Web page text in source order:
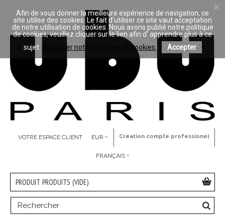
VOTRE ESPACE CLIENT Création compte professionel
EUR
FRANÇAIS
PRODUIT PRODUITS (VIDE)
Afin de vous donner la meilleure expérience de navigation, ce
site utilise des cookies. Le fait d'utiliser ce site vaut acceptation
de notre utilisation de cookies. Nous avons publié notre politique
de cookies, veuillez cliquer sur le lien afin d' apprendre plus à ce
sujet.
Visualiser notre politique de cookies. Accepter